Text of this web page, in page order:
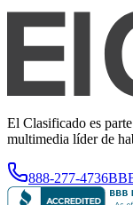
El Clasificado es
multimedia líder de
888-277-4736